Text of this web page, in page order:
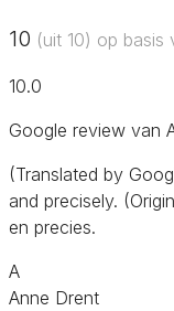
10 (uit 10) op basis
10.0
Google review van
(Translated by
and precisely.
en precies.
A
Anne Drent